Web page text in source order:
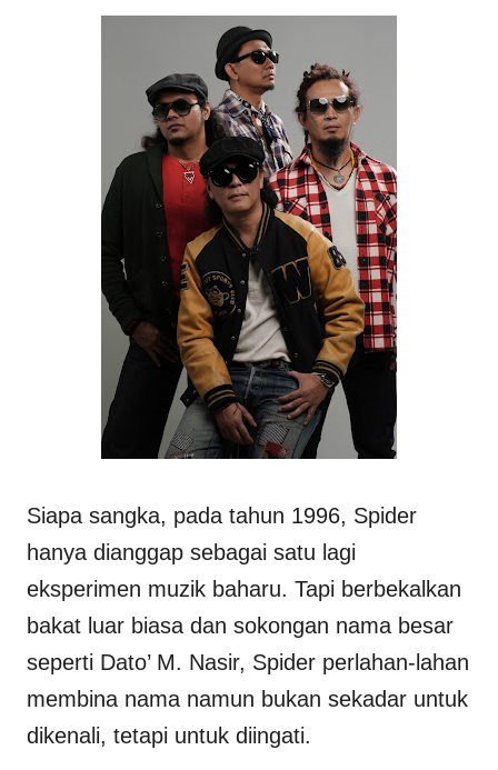
Siapa sangka, pada tahun 1996, Spider
hanya dianggap sebagai satu lagi
eksperimen muzik baharu. Tapi berbekalkan
bakat luar biasa dan sokongan nama besar
seperti Dato’ M. Nasir, Spider perlahan-lahan
membina nama namun bukan sekadar untuk
dikenali, tetapi untuk diingati.